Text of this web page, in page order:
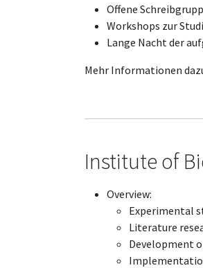
Offene
Workshops zur
Lange Nacht der
Mehr Informationen
Institute of
Overview:
Experimental
Literature
Development